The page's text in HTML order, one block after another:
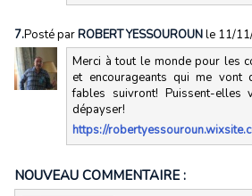
7.Posté parROBERT YESSOUROUNle 11/
Merci à tout le monde pour les
et encourageants qui me vont
fables suivront! Puissent-elles
dépayser!
https://
NOUVEAU COMMENTAIRE :